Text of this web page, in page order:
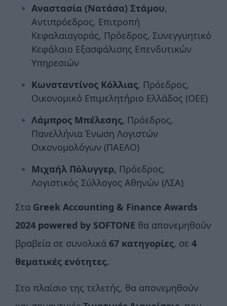
Αναστασία (Νατάσα) Στάμου,
Αντιπρόεδρος, Επιτροπή
Κεφαλαιαγοράς, Πρόεδρος, Συνεγγυητικό
Κεφάλαιο Εξασφάλισης Επενδυτικών
Υπηρεσιών
Κωνσταντίνος Κόλλιας, Πρόεδρος,
Οικονομικό Επιμελητήριο Ελλάδος (ΟΕΕ)
Λάμπρος Μπέλεσης, Πρόεδρος,
Πανελλήνια Ένωση Λογιστών
Οικονομολόγων (ΠΑΕΛΟ)
Μιχαήλ Πόλυγγερ, Πρόεδρος,
Λογιστικός Σύλλογος Αθηνών (ΛΣΑ)
Στα Greek Accounting & Finance Awards
2024 powered by SOFTONE θα απονεμηθούν
βραβεία σε συνολικά 67 κατηγορίες, σε 4
θεματικές ενότητες.
Στο πλαίσιο της τελετής, θα απονεμηθούν